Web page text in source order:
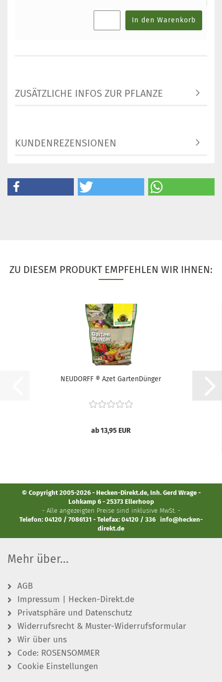
In den Warenkorb
ZUSÄTZLICHE INFOS ZUR PFLANZE
KUNDENREZENSIONEN
ZU DIESEM PRODUKT EMPFEHLEN WIR IHNEN:
NEUDORFF ® Azet GartenDünger
ab 13,95 EUR
© Copyright 2005-2026 - Hecken-Direkt.de, Inh. Gerd Wrage -
Lohkamp 6 - 25373 Ellerhoop
- Alle angezeigten Preise sind inklusive MwSt. -
Telefon: 04120 / 7086131 - Telefax: 04120 / 336 info@hecken-
direkt.de
Mehr über...
AGB
Impressum | Hecken-Direkt.de
Privatsphäre und Datenschutz
Widerrufsrecht & Muster-Widerrufsformular
Wir über uns
Code: ROSENSOMMER
Cookie Einstellungen